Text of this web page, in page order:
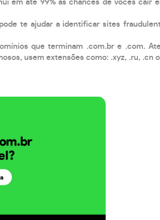
em até 99% as chances de vocês cair
te ajudar a identificar sites
que terminam .com.br e .com.
usem extensões como: .xyz, .ru, .cn